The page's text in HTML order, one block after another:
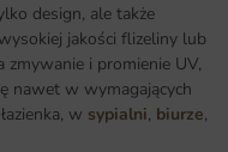
design, ale także
jakości flizeliny lub
i promienie UV,
nawet w wymagających
w sypialni, biurze,